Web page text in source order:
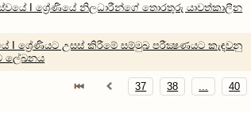
I ශ්‍රේණියේ නිලධාරීන්ගේ තොරතුරු යාවත්කාලීන
I ශ්‍රේණියට උසස් කිරීමේ සම්මුඛ පරීක්‍ෂණයට කැඳවනු
ලේඛනය
37 38 ... 40